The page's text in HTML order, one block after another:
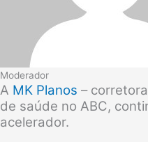
Moderador
A MK Planos –
de saúde no ABC,
acelerador.